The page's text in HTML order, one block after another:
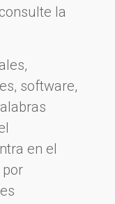
la
software,
en el
por